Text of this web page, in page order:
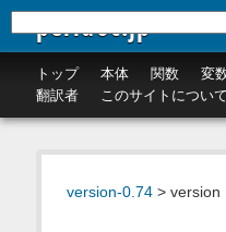
perldoc.jp
トップ 本体 関数 変
翻訳者
このサイトについて
version-0.74> version